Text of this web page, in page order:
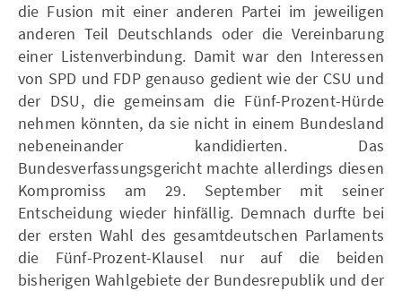
die Fusion mit einer anderen Partei im jeweiligen
anderen Teil Deutschlands oder die Vereinbarung
einer Listenverbindung. Damit war den Interessen
von SPD und FDP genauso gedient wie der CSU und
der DSU, die gemeinsam die Fünf-Prozent-Hürde
nehmen könnten, da sie nicht in einem Bundesland
nebeneinander kandidierten. Das
Bundesverfassungsgericht machte allerdings diesen
Kompromiss am 29. September mit seiner
Entscheidung wieder hinfällig. Demnach durfte bei
der ersten Wahl des gesamtdeutschen Parlaments
die Fünf-Prozent-Klausel nur auf die beiden
bisherigen Wahlgebiete der Bundesrepublik und der